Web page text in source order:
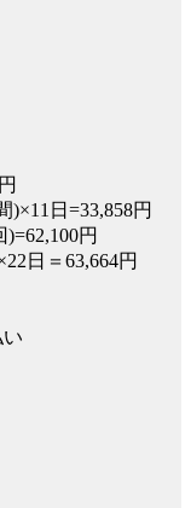
日=33,858円
円
日＝63,664円